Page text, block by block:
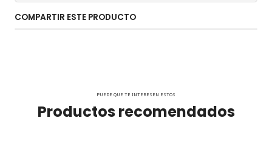
COMPARTIR ESTE PRODUCTO
PUEDE QUE TE INTERESEN ESTOS
Productos recomendados